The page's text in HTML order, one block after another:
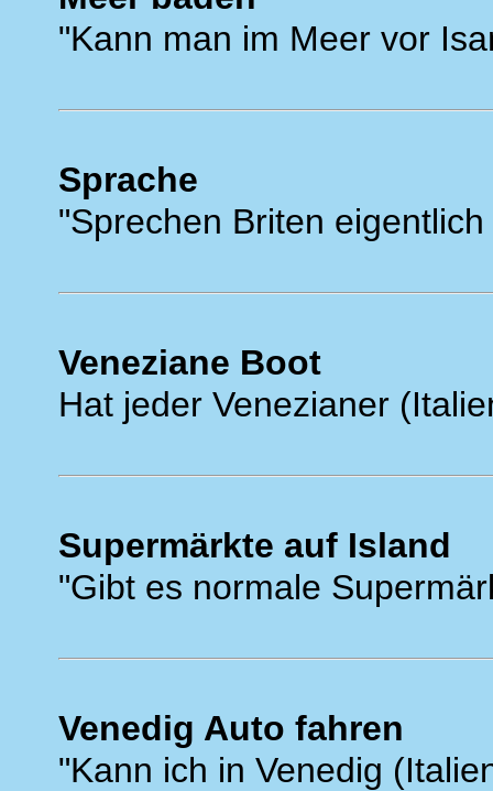
"Kann man im Meer vor
Sprache
"Sprechen Briten
Veneziane Boot
Hat jeder Venezianer
Supermärkte auf Island
"Gibt es normale
Venedig Auto fahren
"Kann ich in Venedig